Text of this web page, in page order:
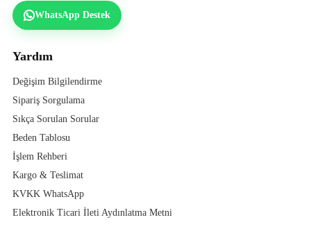
WhatsApp Destek
Yardım
Değişim Bilgilendirme
Sipariş Sorgulama
Sıkça Sorulan Sorular
Beden Tablosu
İşlem Rehberi
Kargo & Teslimat
KVKK WhatsApp
Elektronik Ticari İleti Aydınlatma Metni